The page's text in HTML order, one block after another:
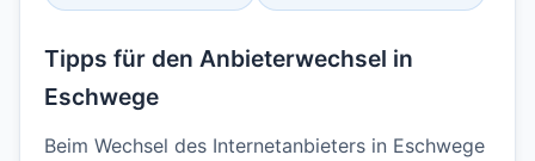
Tipps für den Anbieterwechsel in
Eschwege
Beim Wechsel des Internetanbieters in Eschwege